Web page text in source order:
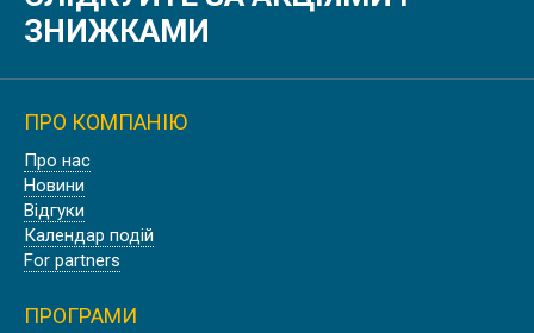
НІМЕЧЧИНА
ЗНИЖКАМИ
ПРО КОМПАНІЮ
Про нас
Новини
Відгуки
Календар подій
For partners
ПРОГРАМИ